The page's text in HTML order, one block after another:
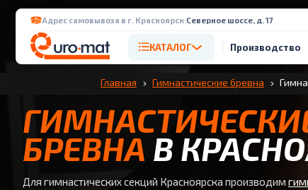
Адрес самовывоза в г. Красноярск:Северное шоссе, д. 17
КАТАЛОГ Производство
Главная Гимнастические бревна
БРЕВНА В
Для гимнастических секций Красноярска производим